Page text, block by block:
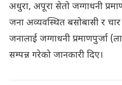
अधुरा, अपूरा सेतो जग्गाधनी
जना अव्यवस्थित बसोबासी र
जनालाई जग्गाधनी प्रमाणपुर्जा
सम्पन्न गरेको जानकारी दिए।